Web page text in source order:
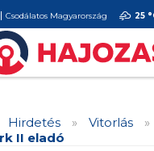
Csodálatos Magyarország 25 °
Hirdetés » Vitorlás
»
II eladó